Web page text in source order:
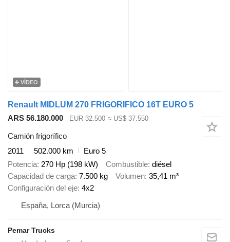
VÍDEO
Renault MIDLUM 270 FRIGORIFICO 16T EURO 5
ARS 56.180.000
EUR 32.500 ≈ US$ 37.550
Camión frigorífico
2011
502.000 km
Euro 5
Potencia 270 Hp (198 kW) Combustible diésel
Capacidad de carga 7.500 kg Volumen 35,41 m³
Configuración del eje 4x2
España, Lorca (Murcia)
Pemar Trucks